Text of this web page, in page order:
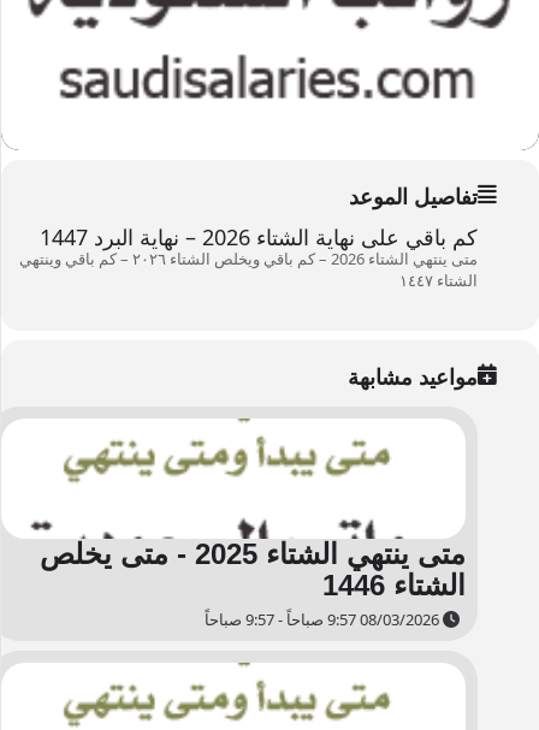
تفاصيل الموعد
كم باقي على نهاية الشتاء 2026 – نهاية البرد 1447
متى ينتهي الشتاء 2026 – كم باقي ويخلص الشتاء ۲۰۲٦ – كم باقي وينتهي
الشتاء ۱٤٤٧
مواعيد مشابهة
متى ينتهي الشتاء 2025 - متى يخلص
الشتاء 1446